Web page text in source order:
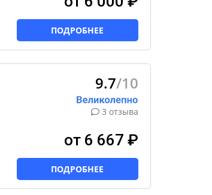
ПОДРОБНЕЕ
9.7/10
3 отзыва
от 6 667 ₽
ПОДРОБНЕЕ